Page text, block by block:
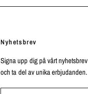
Nyhetsbrev
Signa upp dig på vårt nyhetsbrev
och ta del av unika erbjudanden.